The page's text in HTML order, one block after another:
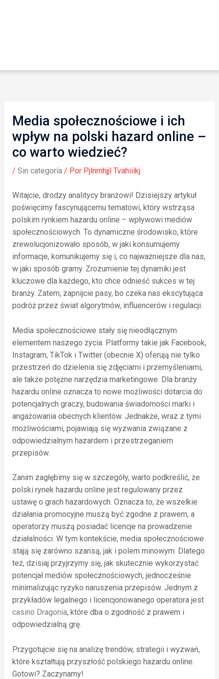
Media społecznościowe i ich
wpływ na polski hazard online –
co warto wiedzieć?
/ Sin categoría/ Por Pjlnrnhjjl Tvahiiikj
Witajcie, drodzy analitycy branżowi! Dzisiejszy artykuł
poświęcimy fascynującemu tematowi, który wstrząsa
polskim rynkiem hazardu online – wpływowi mediów
społecznościowych. To dynamiczne środowisko, które
zrewolucjonizowało sposób, w jaki konsumujemy
informacje, komunikujemy się i, co najważniejsze dla nas,
w jaki sposób gramy. Zrozumienie tej dynamiki jest
kluczowe dla każdego, kto chce odnieść sukces w tej
branży. Zatem, zapnijcie pasy, bo czeka nas ekscytująca
podróż przez świat algorytmów, influencerów i regulacji.
Media społecznościowe stały się nieodłącznym
elementem naszego życia. Platformy takie jak Facebook,
Instagram, TikTok i Twitter (obecnie X) oferują nie tylko
przestrzeń do dzielenia się zdjęciami i przemyśleniami,
ale także potężne narzędzia marketingowe. Dla branży
hazardu online oznacza to nowe możliwości dotarcia do
potencjalnych graczy, budowania świadomości marki i
angażowania obecnych klientów. Jednakże, wraz z tymi
możliwościami, pojawiają się wyzwania związane z
odpowiedzialnym hazardem i przestrzeganiem
przepisów.
Zanim zagłębimy się w szczegóły, warto podkreślić, że
polski rynek hazardu online jest regulowany przez
ustawę o grach hazardowych. Oznacza to, że wszelkie
działania promocyjne muszą być zgodne z prawem, a
operatorzy muszą posiadać licencje na prowadzenie
działalności. W tym kontekście, media społecznościowe
stają się zarówno szansą, jak i polem minowym. Dlatego
też, dzisiaj przyjrzymy się, jak skutecznie wykorzystać
potencjał mediów społecznościowych, jednocześnie
minimalizując ryzyko naruszenia przepisów. Jednym z
przykładów legalnego i licencjonowanego operatora jest
casino Dragonia, które dba o zgodność z prawem i
odpowiedzialną grę.
Przygotujcie się na analizę trendów, strategii i wyzwań,
które kształtują przyszłość polskiego hazardu online.
Gotowi? Zaczynamy!